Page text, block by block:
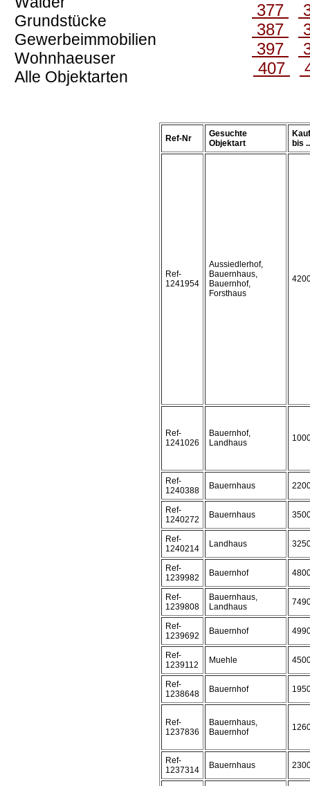
Grundstücke
Gewerbeimmobilien
Wohnhaeuser
Alle Objektarten
377
387
397
407
Ref-Nr
Gesuchte
Objektart
bis
Ref-
1241954
Aussiedlerhof,
Bauernhaus,
Bauernhof,
Forsthaus
Ref-
1241026
Bauernhof,
Landhaus
Ref-
1240388
Bauernhaus
Ref-
1240272
Bauernhaus
Ref-
1240214
Landhaus
Ref-
1239982
Bauernhof
Ref-
1239808
Bauernhaus,
Landhaus
Ref-
1239692
Bauernhof
Ref-
1239112
Muehle
Ref-
1238648
Bauernhof
Ref-
1237836
Bauernhaus,
Bauernhof
Ref-
1237314
Bauernhaus